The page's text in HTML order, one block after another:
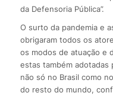
da Defensoria Pública”.
O surto da pandemia e
obrigaram todos os
os modos de atuação e
estas também adotadas
não só no Brasil como
do resto do mundo,